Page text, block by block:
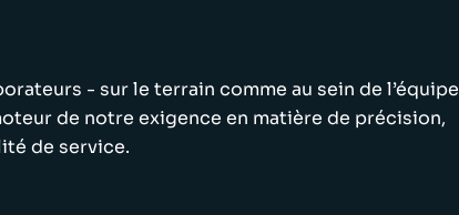
- sur le terrain comme au sein de l’équipe
de notre exigence en matière de précision,
de service.